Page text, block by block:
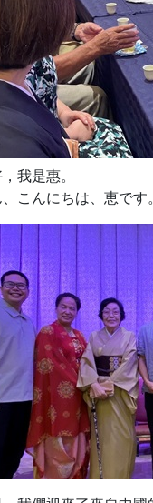
我是惠。
、こんにちは、恵です